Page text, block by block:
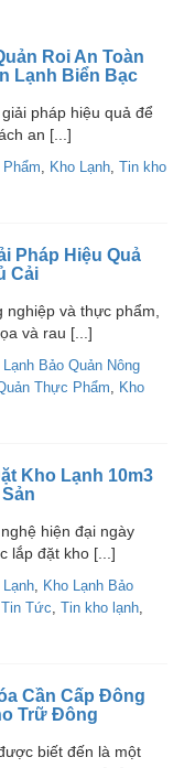
Roi An Toàn
Lạnh Biển Bạc
pháp hiệu quả để
an [...]
, Kho Lạnh, Tin kho
Pháp Hiệu Quả
Cải
và thực phẩm,
và rau [...]
Lạnh Bảo Quản Nông
Thực Phẩm, Kho
Kho Lạnh 10m3
hiện đại ngày
lắp đặt kho [...]
Lạnh, Kho Lạnh Bảo
Tin Tức, Tin kho lạnh,
Cần Cấp Đông
Trữ Đông
biết đến là một